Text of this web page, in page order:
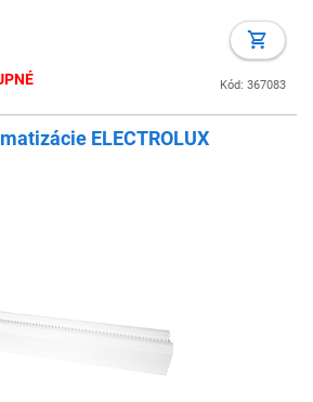
Kód: 367083
ELECTROLUX